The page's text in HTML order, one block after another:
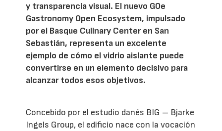
y transparencia visual. El nuevo GOe
Gastronomy Open Ecosystem, impulsado
por el Basque Culinary Center en San
Sebastián, representa un excelente
ejemplo de cómo el vidrio aislante puede
convertirse en un elemento decisivo para
alcanzar todos esos objetivos.
Concebido por el estudio danés BIG – Bjarke
Ingels Group, el edificio nace con la vocación